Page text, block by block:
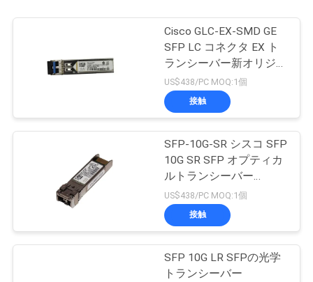
Cisco GLC-EX-SMD GE
SFP LC コネクタ EX ト
ランシーバー新オリジナ
ル
US$438/PC MOQ:1個
接触
SFP-10G-SR シスコ SFP
10G SR SFP オプティカ
ルトランシーバー
10GBASE-SR SFP モジ
ュール
US$438/PC MOQ:1個
接触
SFP 10G LR SFPの光学
トランシーバー